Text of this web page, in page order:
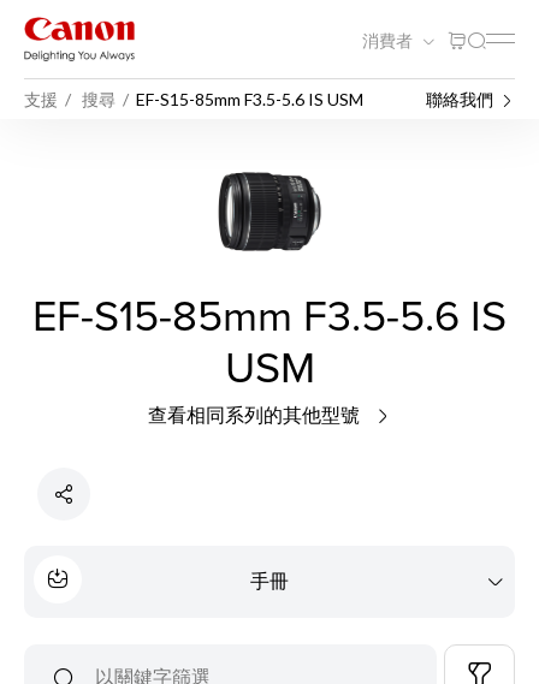
消費者
支援 搜尋 EF-S15-85mm F3.5-5.6 IS USM 聯絡我們
EF-S15-85mm F3.5-5.6 IS
USM
查看相同系列的其他型號
手冊